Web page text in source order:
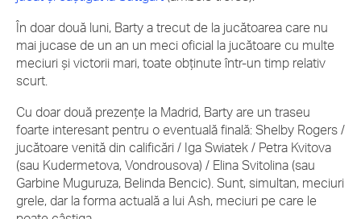
În doar două luni, Barty a trecut de la jucătoarea care nu
mai jucase de un an un meci oficial la jucătoare cu multe
meciuri și victorii mari, toate obținute într-un timp relativ
scurt.
Cu doar două prezențe la Madrid, Barty are un traseu
foarte interesant pentru o eventuală finală: Shelby Rogers /
jucătoare venită din calificări / Iga Swiatek / Petra Kvitova
(sau Kudermetova, Vondrousova) / Elina Svitolina (sau
Garbine Muguruza, Belinda Bencic). Sunt, simultan, meciuri
grele, dar la forma actuală a lui Ash, meciuri pe care le